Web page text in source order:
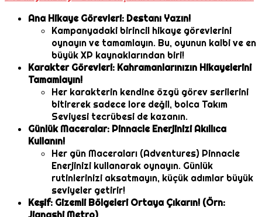
Ana Hikaye Görevleri: Destanı Yazın!
Kampanyadaki birincil hikaye görevlerini
oynayın ve tamamlayın. Bu, oyunun kalbi ve en
büyük XP kaynaklarından biri!
Karakter Görevleri: Kahramanlarınızın Hikayelerini
Tamamlayın!
Her karakterin kendine özgü görev serilerini
bitirerek sadece lore değil, bolca Takım
Seviyesi tecrübesi de kazanın.
Günlük Maceralar: Pinnacle Enerjinizi Akıllıca
Kullanın!
Her gün Maceraları (Adventures) Pinnacle
Enerjinizi kullanarak oynayın. Günlük
rutinlerinizi aksatmayın, küçük adımlar büyük
seviyeler getirir!
Keşif: Gizemli Bölgeleri Ortaya Çıkarın! (Örn: